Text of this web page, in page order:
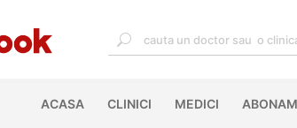
ACASA(CURRENT)
CLINICI MEDICI